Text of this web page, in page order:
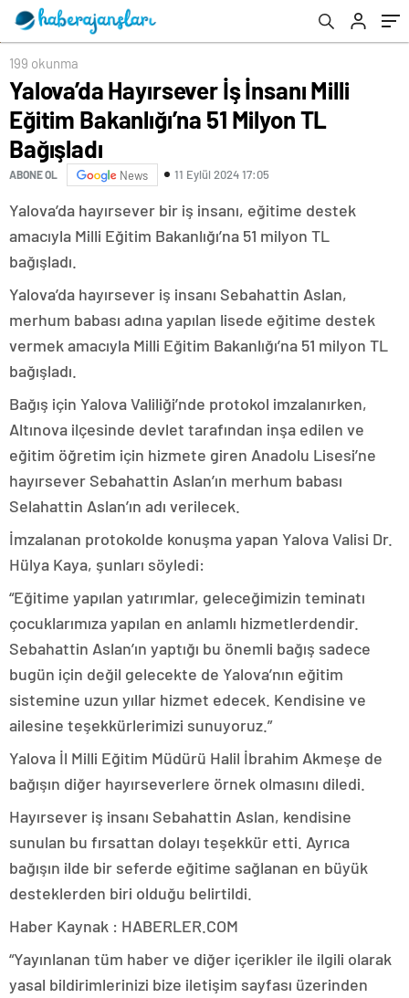
199 okunma
Yalova’da Hayırsever İş İnsanı Milli
Eğitim Bakanlığı’na 51 Milyon TL
Bağışladı
ABONE OL News 11 Eylül 2024 17:05
Yalova’da hayırsever bir iş insanı, eğitime destek
amacıyla Milli Eğitim Bakanlığı’na 51 milyon TL
bağışladı.
Yalova’da hayırsever iş insanı Sebahattin Aslan,
merhum babası adına yapılan lisede eğitime destek
vermek amacıyla Milli Eğitim Bakanlığı’na 51 milyon TL
bağışladı.
Bağış için Yalova Valiliği’nde protokol imzalanırken,
Altınova ilçesinde devlet tarafından inşa edilen ve
eğitim öğretim için hizmete giren Anadolu Lisesi’ne
hayırsever Sebahattin Aslan’ın merhum babası
Selahattin Aslan’ın adı verilecek.
İmzalanan protokolde konuşma yapan Yalova Valisi Dr.
Hülya Kaya, şunları söyledi:
“Eğitime yapılan yatırımlar, geleceğimizin teminatı
çocuklarımıza yapılan en anlamlı hizmetlerdendir.
Sebahattin Aslan’ın yaptığı bu önemli bağış sadece
bugün için değil gelecekte de Yalova’nın eğitim
sistemine uzun yıllar hizmet edecek. Kendisine ve
ailesine teşekkürlerimizi sunuyoruz.”
Yalova İl Milli Eğitim Müdürü Halil İbrahim Akmeşe de
bağışın diğer hayırseverlere örnek olmasını diledi.
Hayırsever iş insanı Sebahattin Aslan, kendisine
sunulan bu fırsattan dolayı teşekkür etti. Ayrıca
bağışın ilde bir seferde eğitime sağlanan en büyük
desteklerden biri olduğu belirtildi.
Haber Kaynak : HABERLER.COM
“Yayınlanan tüm haber ve diğer içerikler ile ilgili olarak
yasal bildirimlerinizi bize iletişim sayfası üzerinden